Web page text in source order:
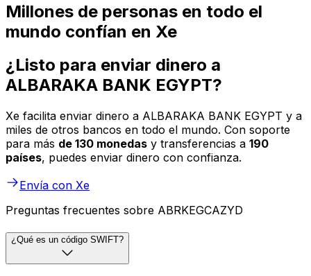
Millones de personas en todo el
mundo confían en Xe
¿Listo para enviar dinero a
ALBARAKA BANK EGYPT?
Xe facilita enviar dinero a ALBARAKA BANK EGYPT y a
miles de otros bancos en todo el mundo. Con soporte
para más de 130 monedas y transferencias a 190
países, puedes enviar dinero con confianza.
Envía con Xe
Preguntas frecuentes sobre ABRKEGCAZYD
¿Qué es un código SWIFT?